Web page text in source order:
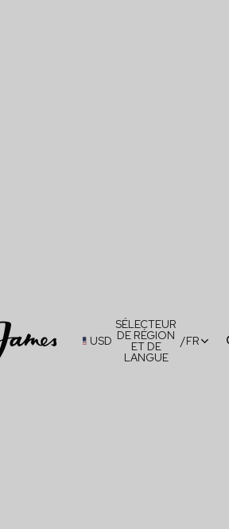
USD
SÉLECTEUR
DE RÉGION
ET DE
LANGUE
/FR